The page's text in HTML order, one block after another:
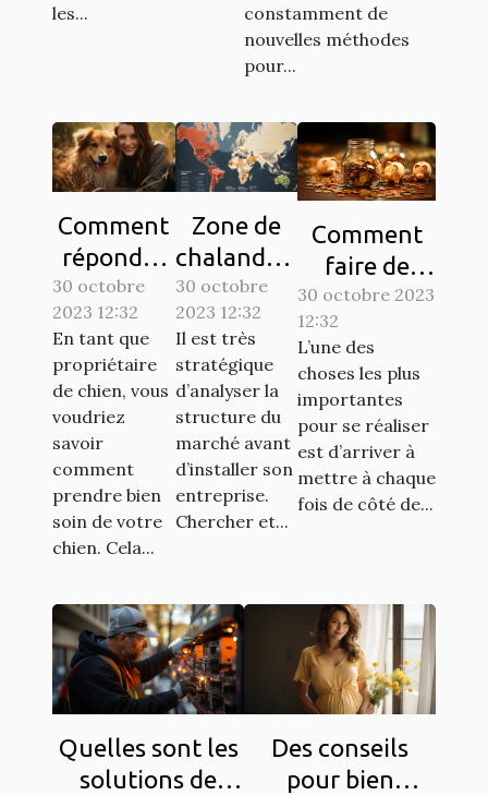
les...
constamment de
nouvelles méthodes
pour...
Comment
répondre
aux
besoins de
base de
votre
chien ?
30 octobre
2023 12:32
En tant que
propriétaire
de chien, vous
voudriez
savoir
comment
prendre bien
soin de votre
chien. Cela...
Zone de
chalandise
: qu’est-ce
que c’est ?
30 octobre
2023 12:32
Il est très
stratégique
d’analyser la
structure du
marché avant
d’installer son
entreprise.
Chercher et...
Comment
faire de
l’économie ?
Tout savoir.
30 octobre 2023
12:32
L’une des
choses les plus
importantes
pour se réaliser
est d’arriver à
mettre à chaque
fois de côté de...
Quelles sont les
solutions de
Des conseils
pour bien